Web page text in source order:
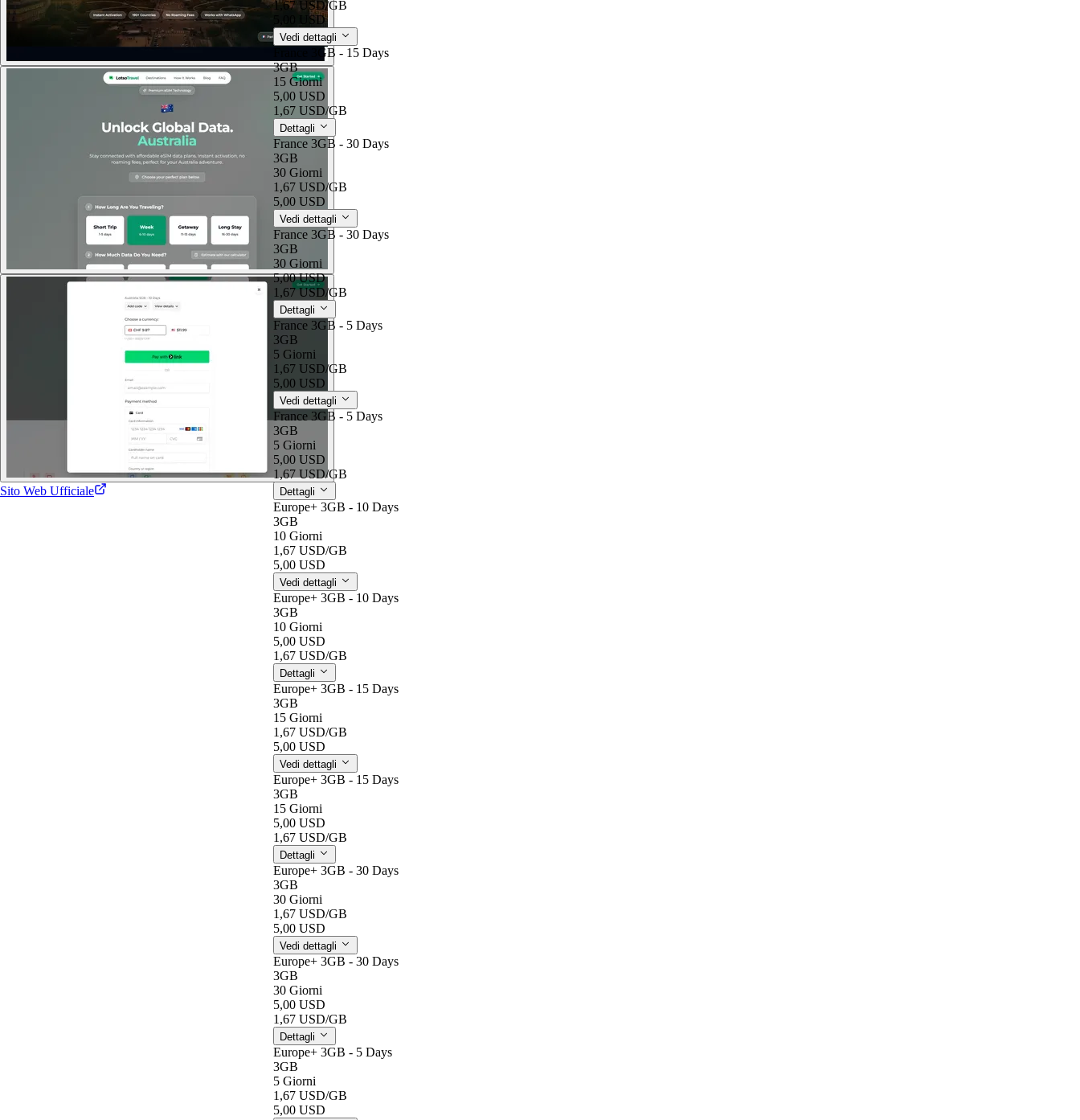
Sito Web Ufficiale
1,67 USD/GB
5,00 USD
Vedi dettagli
France 3GB - 15 Days
3GB
15 Giorni
5,00 USD
1,67 USD/GB
Dettagli
France 3GB - 30 Days
3GB
30 Giorni
1,67 USD/GB
5,00 USD
Vedi dettagli
France 3GB - 30 Days
3GB
30 Giorni
5,00 USD
1,67 USD/GB
Dettagli
France 3GB - 5 Days
3GB
5 Giorni
1,67 USD/GB
5,00 USD
Vedi dettagli
France 3GB - 5 Days
3GB
5 Giorni
5,00 USD
1,67 USD/GB
Dettagli
Europe+ 3GB - 10 Days
3GB
10 Giorni
1,67 USD/GB
5,00 USD
Vedi dettagli
Europe+ 3GB - 10 Days
3GB
10 Giorni
5,00 USD
1,67 USD/GB
Dettagli
Europe+ 3GB - 15 Days
3GB
15 Giorni
1,67 USD/GB
5,00 USD
Vedi dettagli
Europe+ 3GB - 15 Days
3GB
15 Giorni
5,00 USD
1,67 USD/GB
Dettagli
Europe+ 3GB - 30 Days
3GB
30 Giorni
1,67 USD/GB
5,00 USD
Vedi dettagli
Europe+ 3GB - 30 Days
3GB
30 Giorni
5,00 USD
1,67 USD/GB
Dettagli
Europe+ 3GB - 5 Days
3GB
5 Giorni
1,67 USD/GB
5,00 USD